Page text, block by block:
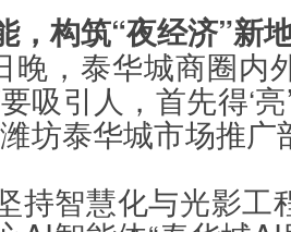
，构筑“夜经济”新
，泰华城商圈内
吸引人，首先得‘亮
坊泰华城市场推
智慧化与光影工